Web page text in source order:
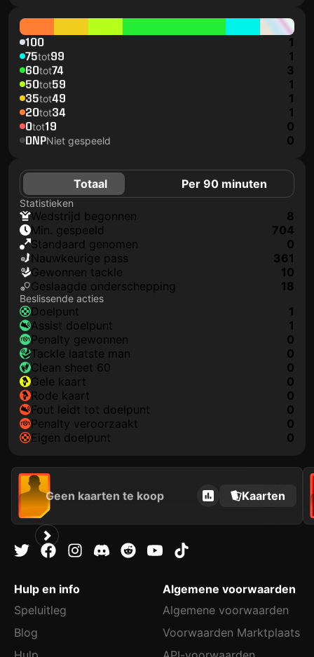
100 1
75tot99 1
60tot74 3
50tot59 1
35tot49 1
20tot34 1
0tot19 0
DNPNiet gespeeld 0
Totaal Per 90 minuten
Statistieken
wedstrijd begonnen
8
min. gespeeld
704
Standaard genomen
0
nauwkeurige pass
361
gewonnen tackle
10
geslaagde onderschepping
18
Beslissende acties
doelpunt
1
assist doelpunt
1
penalty gewonnen
0
tackle laatste man
0
clean sheet 60
0
gele kaart
0
rode kaart
0
fout leidt tot doelpunt
0
penalty veroorzaakt
0
eigen doelpunt
0
Geen kaarten te koop Kaarten
Hulp en info
Speluitleg
Blog
Algemene voorwaarden
Algemene voorwaarden
Voorwaarden Marktplaats